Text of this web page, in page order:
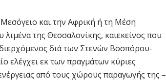
και την Αφρική ή τη Μέση
της Θεσσαλονίκης, καιεκείνος που
διά των Στενών Βοσπόρου-
ελέγχει εκ των πραγμάτων κύριες
από τους χώρους παραγωγής της –